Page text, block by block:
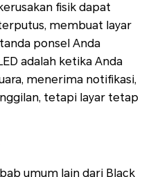
fisik dapat
membuat layar
ponsel Anda
adalah ketika Anda
menerima notifikasi,
tetapi layar tetap
umum lain dari Black